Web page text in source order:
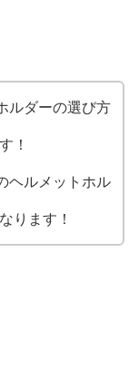
ルダーの選び方
！
ヘルメットホル
ります！